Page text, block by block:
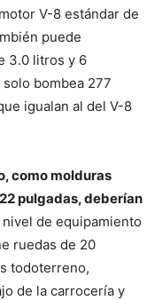
V-8 estándar de
puede
3.0 litros y 6
bombea 277
igualan al del V-8
como molduras
pulgadas, deberían
nivel de equipamiento
ruedas de 20
todoterreno,
de la carrocería y